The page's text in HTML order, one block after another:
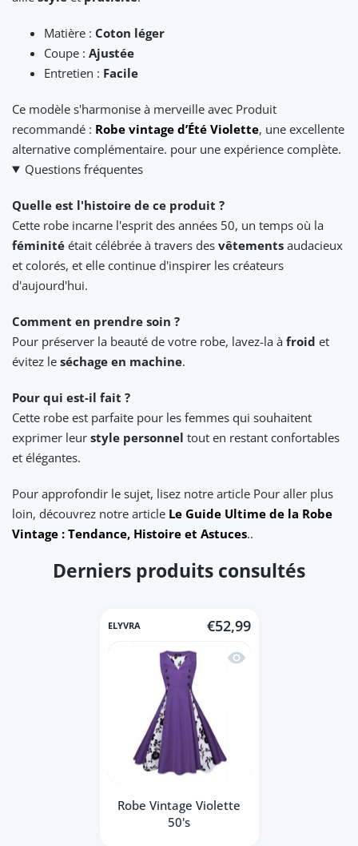
Matière : Coton léger
Coupe : Ajustée
Entretien : Facile
Ce modèle s'harmonise à merveille avec Produit
recommandé : Robe vintage d’Été Violette, une excellente
alternative complémentaire. pour une expérience complète.
Questions fréquentes
Quelle est l'histoire de ce produit ?
Cette robe incarne l'esprit des années 50, un temps où la
féminité était célébrée à travers des vêtements audacieux
et colorés, et elle continue d'inspirer les créateurs
d'aujourd'hui.
Comment en prendre soin ?
Pour préserver la beauté de votre robe, lavez-la à froid et
évitez le séchage en machine.
Pour qui est-il fait ?
Cette robe est parfaite pour les femmes qui souhaitent
exprimer leur style personnel tout en restant confortables
et élégantes.
Pour approfondir le sujet, lisez notre article Pour aller plus
loin, découvrez notre article Le Guide Ultime de la Robe
Vintage : Tendance, Histoire et Astuces..
Derniers produits consultés
ELYVRA €52,99
Aperçu rapide Robe
Robe Vintage Violette
50's